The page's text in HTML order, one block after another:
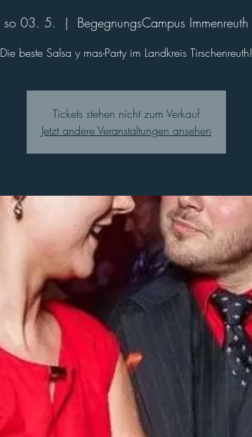
so 03. 5.
  |
BegegnungsCampus Immenreuth
Die beste Salsa y mas-Party im Landkreis Tirschenreuth!
Tickets stehen nicht zum Verkauf
Jetzt andere Veranstaltungen ansehen